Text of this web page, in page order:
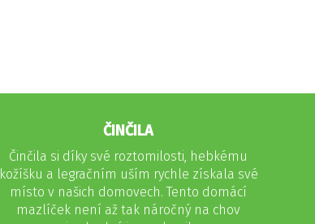
ČINČILA
Činčila si díky své roztomilosti, hebkému
kožíšku a legračním uším rychle získala své
místo v našich domovech. Tento domácí
mazlíček není až tak náročný na chov